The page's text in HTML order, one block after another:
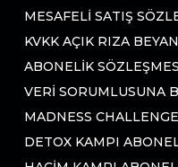
MESAFELI SATIŞ
KVKK AÇIK RIZA
ABONELIK
VERI SORUMLUSUNA
MADNESS
DETOX KAMPI